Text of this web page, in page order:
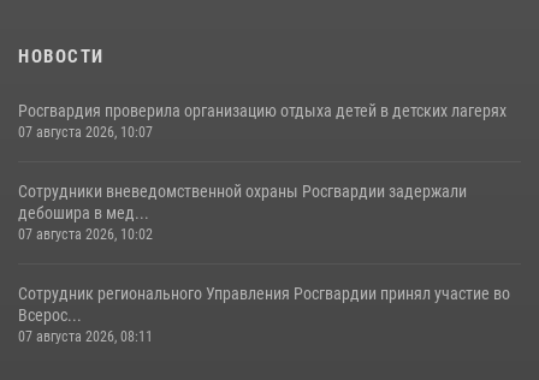
НОВОСТИ
Росгвардия проверила организацию отдыха детей в детских лагерях
07 августа 2026, 10:07
Сотрудники вневедомственной охраны Росгвардии задержали
дебошира в мед...
07 августа 2026, 10:02
Сотрудник регионального Управления Росгвардии принял участие во
Всерос...
07 августа 2026, 08:11